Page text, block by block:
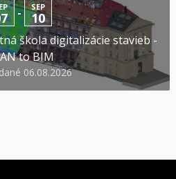
- SEP
10
škola digitalizácie stavieb -
to BIM
06.08.2026